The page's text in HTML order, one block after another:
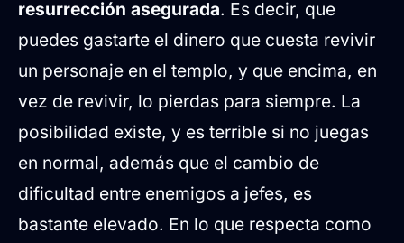
resurrección asegurada. Es decir, que
puedes gastarte el dinero que cuesta revivir
un personaje en el templo, y que encima, en
vez de revivir, lo pierdas para siempre. La
posibilidad existe, y es terrible si no juegas
en normal, además que el cambio de
dificultad entre enemigos a jefes, es
bastante elevado. En lo que respecta como